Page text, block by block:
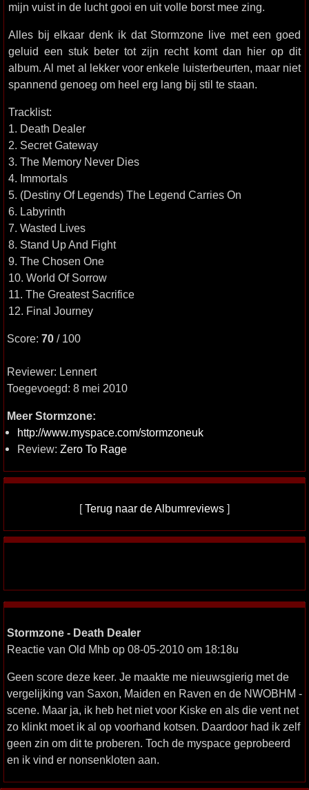
mijn vuist in de lucht gooi en uit volle borst mee zing.
Alles bij elkaar denk ik dat Stormzone live met een goed
geluid een stuk beter tot zijn recht komt dan hier op dit
album. Al met al lekker voor enkele luisterbeurten, maar niet
spannend genoeg om heel erg lang bij stil te staan.
Tracklist:
1. Death Dealer
2. Secret Gateway
3. The Memory Never Dies
4. Immortals
5. (Destiny Of Legends) The Legend Carries On
6. Labyrinth
7. Wasted Lives
8. Stand Up And Fight
9. The Chosen One
10. World Of Sorrow
11. The Greatest Sacrifice
12. Final Journey
Score: 70 / 100
Reviewer: Lennert
Toegevoegd: 8 mei 2010
Meer Stormzone:
http://www.myspace.com/stormzoneuk
Review: Zero To Rage
[Terug naar de Albumreviews ]
Stormzone - Death Dealer
Reactie van Old Mhb op 08-05-2010 om 18:18u
Geen score deze keer. Je maakte me nieuwsgierig met de
vergelijking van Saxon, Maiden en Raven en de NWOBHM -
scene. Maar ja, ik heb het niet voor Kiske en als die vent net
zo klinkt moet ik al op voorhand kotsen. Daardoor had ik zelf
geen zin om dit te proberen. Toch de myspace geprobeerd
en ik vind er nonsenkloten aan.